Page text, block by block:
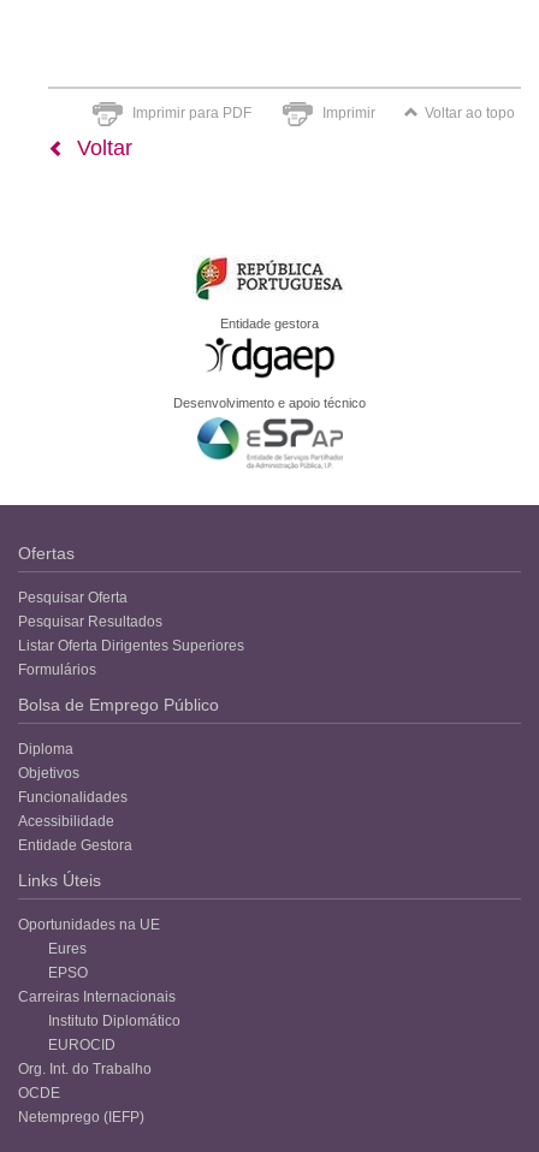
Imprimir para PDF Imprimir Voltar ao topo
Voltar
Entidade gestora
Desenvolvimento e apoio técnico
Ofertas
Pesquisar Oferta
Pesquisar Resultados
Listar Oferta Dirigentes Superiores
Formulários
Bolsa de Emprego Público
Diploma
Objetivos
Funcionalidades
Acessibilidade
Entidade Gestora
Links Úteis
Oportunidades na UE
Eures
EPSO
Carreiras Internacionais
Instituto Diplomático
EUROCID
Org. Int. do Trabalho
OCDE
Netemprego (IEFP)